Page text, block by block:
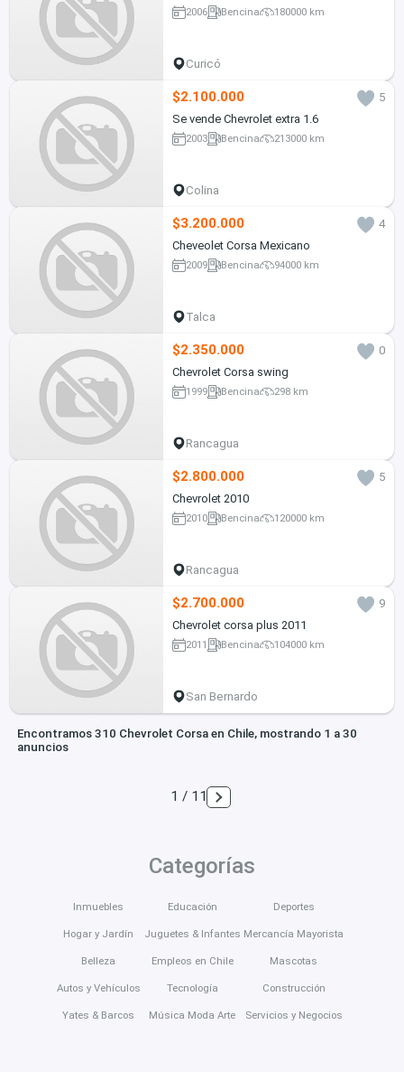
2006 Bencina 180000 km
Curicó
$2.100.000
5
Se vende Chevrolet extra 1.6
2003 Bencina 213000 km
Colina
$3.200.000
4
Cheveolet Corsa Mexicano
2009 Bencina 94000 km
Talca
$2.350.000
0
Chevrolet Corsa swing
1999 Bencina 298 km
Rancagua
$2.800.000
5
Chevrolet 2010
2010 Bencina 120000 km
Rancagua
$2.700.000
9
Chevrolet corsa plus 2011
2011 Bencina 104000 km
San Bernardo
Encontramos 310 Chevrolet Corsa en Chile, mostrando 1 a 30
anuncios
1 / 11
Categorías
Inmuebles
Hogar y Jardín
Belleza
Autos y Vehículos
Yates & Barcos
Educación
Juguetes & Infantes
Empleos en Chile
Tecnología
Música Moda Arte
Deportes
Mercancía Mayorista
Mascotas
Construcción
Servicios y Negocios